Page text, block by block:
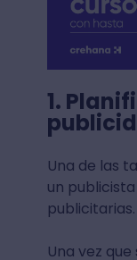
1.
Una de las
un
publicitarias.
Una vez